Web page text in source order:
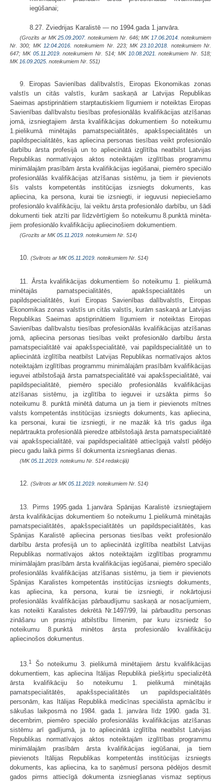
iegūšanai;
8.27. Zviedrijas Karalistē — no 1994.gada 1.janvāra.
(Grozīts ar MK25.09.2007. noteikumiem Nr. 646; MK 17.06.2014. noteikumiem
Nr. 300; MK 12.04.2016. noteikumiem Nr. 223; MK23.10.2018.
noteikumiem Nr.
647; MK 05.11.2019. noteikumiem Nr. 514; MK 10.08.2021.
noteikumiem Nr. 518;
MK 16.09.2025. noteikumiem Nr. 551)
9. Eiropas Savienības dalībvalstīs, Eiropas Ekonomikas zonas
valstīs un citās valstīs, kurām saskaņā ar Latvijas Republikas
Saeimas apstiprinātiem starptautiskiem līgumiem ir noteiktas Eiropas
Savienības dalībvalstu tiesības profesionālās kvalifikācijas atzīšanas
jomā, izsnieg­tajiem ārsta kvalifikācijas dokumentiem šo noteikumu
1.pielikumā minētajās pamatspecialitātēs, apakšspecialitātēs un
papildspecialitātēs, kas apliecina perso­nas tiesības veikt profesionālo
darbību ārsta profesijā un to apliecinātā izglītība neatbilst Latvijas
Repub­likas normatīvajos aktos noteiktajām izglītības programmu
minimālajām prasī­bām ārsta kvalifikācijas iegūšanai, piemēro speciālo
profesionālās kvalifikācijas atzīšanas sistēmu, ja tiem ir pievienots
šīs valsts kompetentās institūcijas izsniegts dokuments, kas
apliecina, ka persona, kurai tie izsniegti, ir ieguvusi nepieciešamo
profesionālo kvalifikāciju, lai veiktu ārsta profesionālo darbību, un šādi
dokumenti tiek atzīti par līdzvērtīgiem šo noteikumu 8.punktā minēta­
jiem profesionālo kvalifikāciju apliecinošiem dokumentiem.
(Grozīts ar MK05.11.2019. noteikumiem Nr. 514)
10. (Svītrots ar MK05.11.2019. noteikumiem Nr. 514)
11. Ārsta kvalifikācijas dokumentiem šo noteikumu 1. pielikumā
minētajās pamatspecialitātēs, apakšspecialitātēs un
papildspecialitātēs, kuri Eiropas Savienības dalībvalstīs, Eiropas
Ekonomikas zonas valstīs un citās valstīs, kurām saskaņā ar Latvijas
Republikas Saeimas apstiprinātiem līgumiem ir noteiktas Eiropas
Savienības dalībvalstu tiesības profesionālās kvalifikācijas atzīšanas
jomā, apliecina personas tiesības veikt profesionālo darbību ārsta
pamatspecialitātē vai apakšspecialitātē, vai papildspecialitātē un to
apliecinātā izglītība neatbilst Latvijas Republikas normatīvajos aktos
noteiktajām izglītības programmu minimālajām prasībām kvalifikācijas
ieguvei atbilstošajā ārsta pamatspecialitātē vai apakšspecialitātē, vai
papildspecialitātē, piemēro speciālo profesionālās kvalifikācijas
atzīšanas sistēmu, ja izglītība to ieguvei ir uzsākta pirms šo
noteikumu 8. punktā minētā datuma un ja tiem ir pievienots mītnes
valsts kompetentās institūcijas izsniegts dokuments, kas apliecina,
ka personai, kurai tie izsniegti, ir ne mazāk kā trīs gadus ilga
nepārtraukta profesionālā pieredze atbilstošajā ārsta pamatspecialitātē
vai apakšspecialitātē, vai papildspecialitātē attiecīgajā valstī pēdējo
piecu gadu laikā pirms šī dokumenta izsniegšanas dienas.
(MK05.11.2019. noteikumu Nr. 514 redakcijā)
12. (Svītrots ar MK05.11.2019. noteikumiem Nr. 514)
13. Pirms 1995.gada 1.janvāra Spānijas Karalistē izsniegtajiem
ārsta kvali­fikācijas dokumentiem šo noteikumu 1.pielikumā minētajās
pamatspecialitātēs, apakšspecialitātēs un papildspecialitātēs, kas
Spānijas Karalistē apliecina personas tiesības veikt profesionālo
darbību ārsta profesijā un to apliecinātā izglītība neatbilst Latvijas
Republikas normatīvajos aktos noteiktajām izglītības programmu
minimālajām prasībām ārsta kvalifikācijas iegūšanai, piemēro speciālo
profesionālās kvalifikā­cijas atzīšanas sistēmu, ja tiem ir pievienots
Spānijas Karalistes kompetentās institūcijas izsniegts dokuments,
kas apliecina, ka persona, kurai tie izsniegti, ir nokārtojusi
profesionālās kvalifikācijas pārbaudījumu saskaņā ar nosacījumiem,
kas noteikti Karalistes dekrētā Nr.1497/99, lai pārbaudītu personas
zināšanu un prasmju atbilstību līmenim, par kuru izsniedz šo
noteikumu 8.punktā minētos ārsta profesionālo kvalifikāciju
apliecinošos dokumentus.
13. 1
Šo noteikumu 3. pielikumā minētajiem ārstu kvalifikācijas
dokumentiem, kas apliecina Itālijas Republikā piešķirtu specializētā
ārsta kvalifikāciju šo noteikumu 1. pielikumā minētajās
pamatspecialitātēs, apakšspecialitātēs un papildspecialitātēs
personām, kas Itālijas Republikā medicīnas speciālista apmācību ir
sākušas laikposmā no 1984. gada 1. janvāra līdz 1990. gada 31.
decembrim, piemēro speciālo profesionālās kvalifikācijas atzīšanas
sistēmu arī gadījumā, ja to apliecinātā izglītība neatbilst Latvijas
Republikas normatīvajos aktos noteiktajām izglītības programmu
minimālajām prasībām ārsta kvalifikācijas iegūšanai, ja tiem
pievienots Itālijas Republikas kompetentās institūcijas izsniegts
dokuments, kas apliecina, ka to saņēmusī persona pēdējos desmit
gados pirms attiecīgā dokumenta izsniegšanas vismaz septiņus